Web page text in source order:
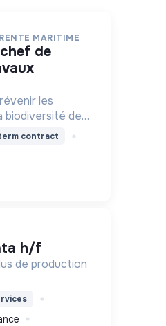
MARITIME
les
biodiversité des
Charente-
maîtrise
contract
h/f
de production